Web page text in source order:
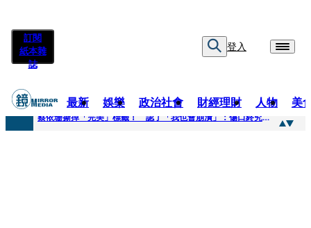
訂閱
紙本雜
誌
登入
最新 娛樂 政治社會 財經理財 人物 美
快訊
蔡依珊撕掉「完美」標籤！ 認了「我也會崩潰」：傷口終究會癒合